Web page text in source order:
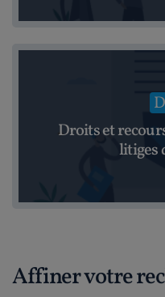
Droits et
litiges
Affiner votre